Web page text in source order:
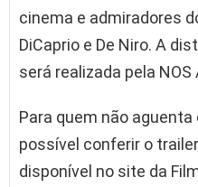
cinema e admiradores
DiCaprio e De Niro. A
será realizada pela
Para quem não
possível conferir o
disponível no site da